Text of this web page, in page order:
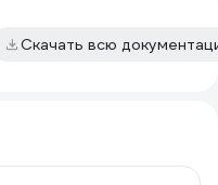
Скачать всю